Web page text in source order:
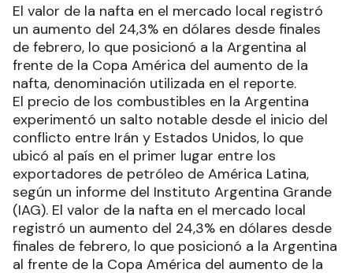
El valor de la nafta en el mercado local registró
un aumento del 24,3% en dólares desde finales
de febrero, lo que posicionó a la Argentina al
frente de la Copa América del aumento de la
nafta, denominación utilizada en el reporte.
El precio de los combustibles en la Argentina
experimentó un salto notable desde el inicio del
conflicto entre Irán y Estados Unidos, lo que
ubicó al país en el primer lugar entre los
exportadores de petróleo de América Latina,
según un informe del Instituto Argentina Grande
(IAG). El valor de la nafta en el mercado local
registró un aumento del 24,3% en dólares desde
finales de febrero, lo que posicionó a la Argentina
al frente de la Copa América del aumento de la